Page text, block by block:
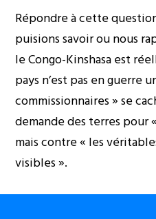
Répondre à cette
puisions savoir ou nous
le Congo-Kinshasa est
pays n’est pas en guerre
commissionnaires » se
demande des terres pour
mais contre « les
visibles ».